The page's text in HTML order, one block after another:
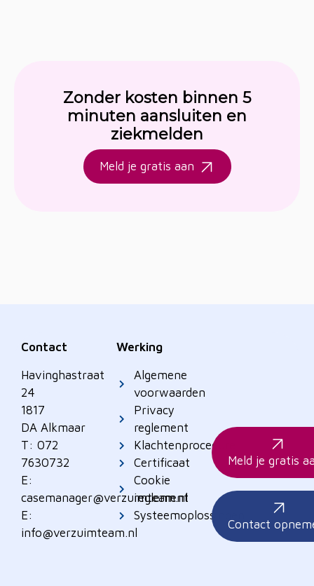
Zonder kosten binnen 5
minuten aansluiten en
ziekmelden
Meld je gratis aan
Contact
Havinghastraat
24
1817
DA Alkmaar
T: 072
7630732
E:
casemanager@verzuimteam.nl
E:
info@verzuimteam.nl
Werking
Algemene
voorwaarden
Privacy
reglement
Klachtenprocedure
Certificaat
Cookie
reglement
Systeemoplossingen
Meld je gratis
Contact